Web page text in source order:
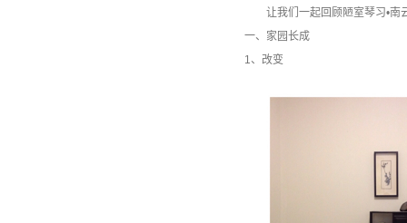
让我们一起回顾陋室琴习•南
一、家园长成
1、改变